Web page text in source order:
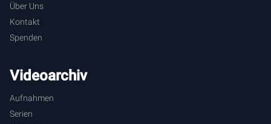
Über Uns
Kontakt
Spenden
Videoarchiv
Aufnahmen
Serien